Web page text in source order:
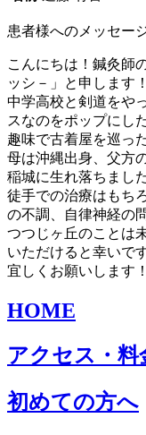
患者様へのメッセー
こんにちは！鍼灸師
ッシ－」と申します
中学高校と剣道をや
スなのをポップにし
趣味で古着屋を巡っ
母は沖縄出身、父方
稲城に生れ落ちまし
徒手での治療はもち
の不調、自律神経の
つつじヶ丘のことは
いただけると幸いで
宜しくお願いします！
HOME
アクセス・料
初めての方へ